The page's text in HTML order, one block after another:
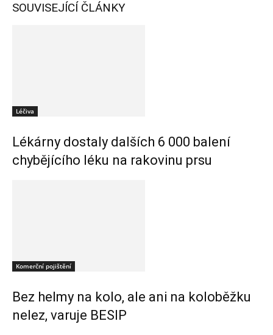
SOUVISEJÍCÍ ČLÁNKY
Léčiva
Lékárny dostaly dalších 6 000 balení
chybějícího léku na rakovinu prsu
Komerční pojištění
Bez helmy na kolo, ale ani na koloběžku
nelez, varuje BESIP